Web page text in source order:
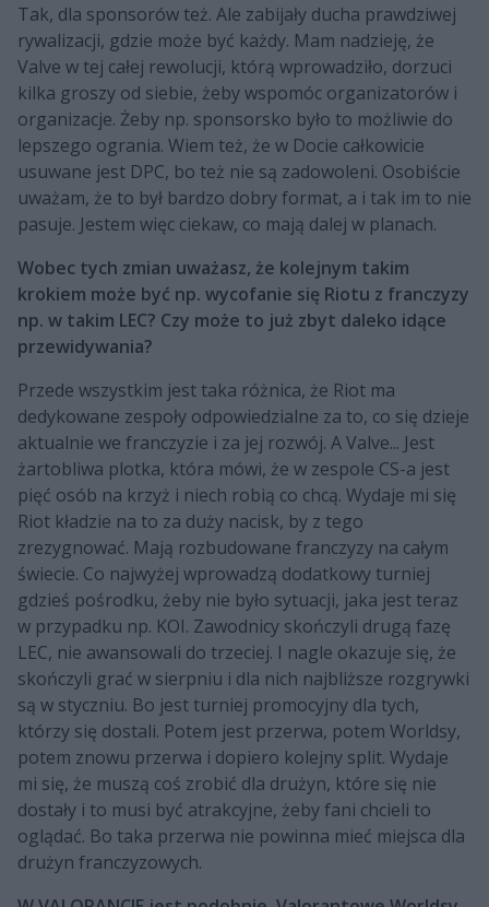
Tak, dla sponsorów też. Ale zabijały ducha prawdziwej
rywalizacji, gdzie może być każdy. Mam nadzieję, że
Valve w tej całej rewolucji, którą wprowadziło, dorzuci
kilka groszy od siebie, żeby wspomóc organizatorów i
organizacje. Żeby np. sponsorsko było to możliwie do
lepszego ogrania. Wiem też, że w Docie całkowicie
usuwane jest DPC, bo też nie są zadowoleni. Osobiście
uważam, że to był bardzo dobry format, a i tak im to nie
pasuje. Jestem więc ciekaw, co mają dalej w planach.
Wobec tych zmian uważasz, że kolejnym takim
krokiem może być np. wycofanie się Riotu z franczyzy
np. w takim LEC? Czy może to już zbyt daleko idące
przewidywania?
Przede wszystkim jest taka różnica, że Riot ma
dedykowane zespoły odpowiedzialne za to, co się dzieje
aktualnie we franczyzie i za jej rozwój. A Valve... Jest
żartobliwa plotka, która mówi, że w zespole CS-a jest
pięć osób na krzyż i niech robią co chcą. Wydaje mi się
Riot kładzie na to za duży nacisk, by z tego
zrezygnować. Mają rozbudowane franczyzy na całym
świecie. Co najwyżej wprowadzą dodatkowy turniej
gdzieś pośrodku, żeby nie było sytuacji, jaka jest teraz
w przypadku np. KOI. Zawodnicy skończyli drugą fazę
LEC, nie awansowali do trzeciej. I nagle okazuje się, że
skończyli grać w sierpniu i dla nich najbliższe rozgrywki
są w styczniu. Bo jest turniej promocyjny dla tych,
którzy się dostali. Potem jest przerwa, potem Worldsy,
potem znowu przerwa i dopiero kolejny split. Wydaje
mi się, że muszą coś zrobić dla drużyn, które się nie
dostały i to musi być atrakcyjne, żeby fani chcieli to
oglądać. Bo taka przerwa nie powinna mieć miejsca dla
drużyn franczyzowych.